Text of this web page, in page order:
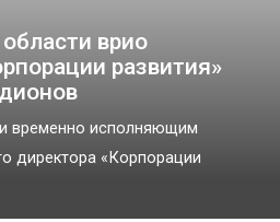
врио
развития»
временно исполняющим
директора «Корпорации